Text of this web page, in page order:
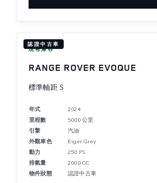
認證中古車
現有庫存
RANGE ROVER EVOQUE
標準軸距 S
年式
2024
里程數
5000 公里
引擎
汽油
外觀車色
Eiger Grey
動力
250 PS
排氣量
2000 CC
物件狀態
認證中古車